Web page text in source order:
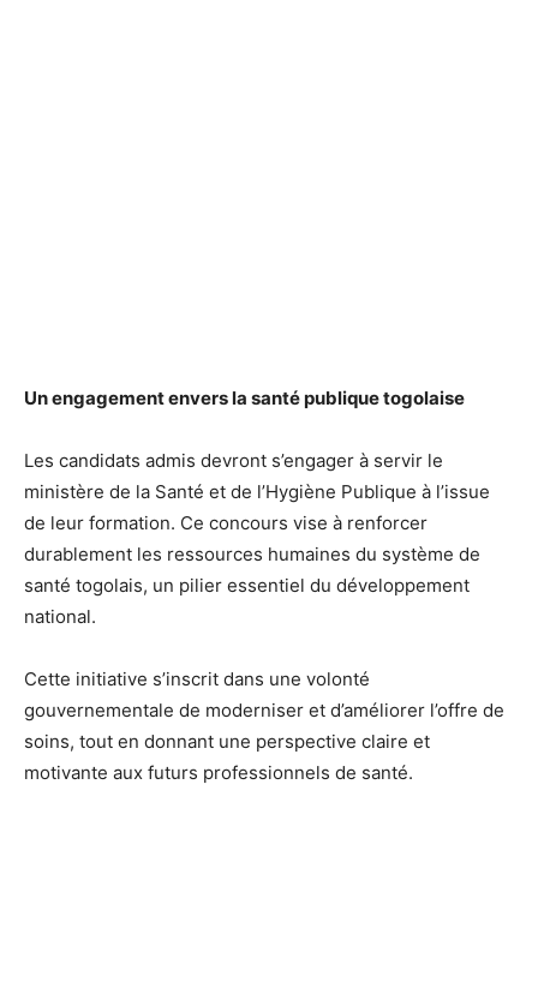
Un engagement envers la santé publique togolaise
Les candidats admis devront s’engager à servir le
ministère de la Santé et de l’Hygiène Publique à l’issue
de leur formation. Ce concours vise à renforcer
durablement les ressources humaines du système de
santé togolais, un pilier essentiel du développement
national.
Cette initiative s’inscrit dans une volonté
gouvernementale de moderniser et d’améliorer l’offre de
soins, tout en donnant une perspective claire et
motivante aux futurs professionnels de santé.